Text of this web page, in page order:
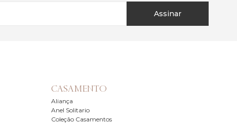
Assinar
CASAMENTO
Aliança
Anel Solitario
Coleção Casamentos